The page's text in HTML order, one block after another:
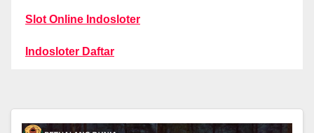
Slot Online Indosloter
Indosloter Daftar